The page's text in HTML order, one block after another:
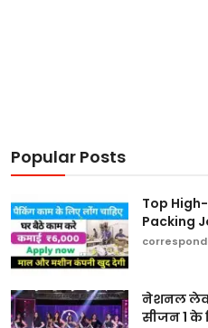
Popular Posts
Top
Packing
नेशनल
सीजन 1 के